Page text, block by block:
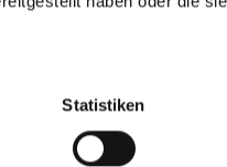
Statistiken
10:00 - 22:00
Mostra sulla mappa